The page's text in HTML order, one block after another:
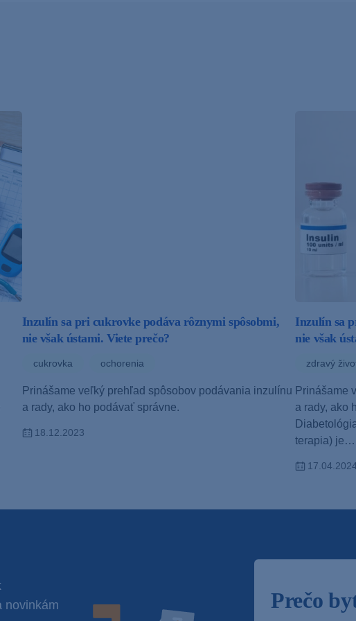
Inzulín sa pri cukrovke podáva rôznymi spôsobmi,
nie však ústami. Viete prečo?
cukrovka ochorenia
Prinášame veľký prehľad spôsobov podávania inzulínu
a rady, ako ho podávať správne.
18.12.2023
Inzulín sa
nie však
zdravý
Prinášame
a rady, ako
terapia) je…
17.04.2024
novinkám
Prečo